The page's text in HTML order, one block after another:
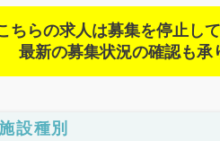
ちらの求人は募集を停止して
最新の募集状況の確認も承
設種別